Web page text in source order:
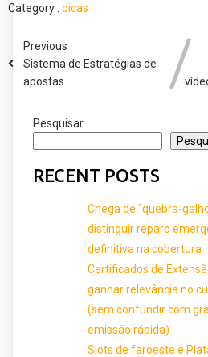
Category : dicas
Previous
Sistema de Estratégias de
apostas
Pesquisar
RECENT POSTS
Chega de “quebra-
distinguir reparo
definitiva na cobertura
Certificados de
ganhar relevância no
(sem confundir com
emissão rápida)
Slots de faroeste e